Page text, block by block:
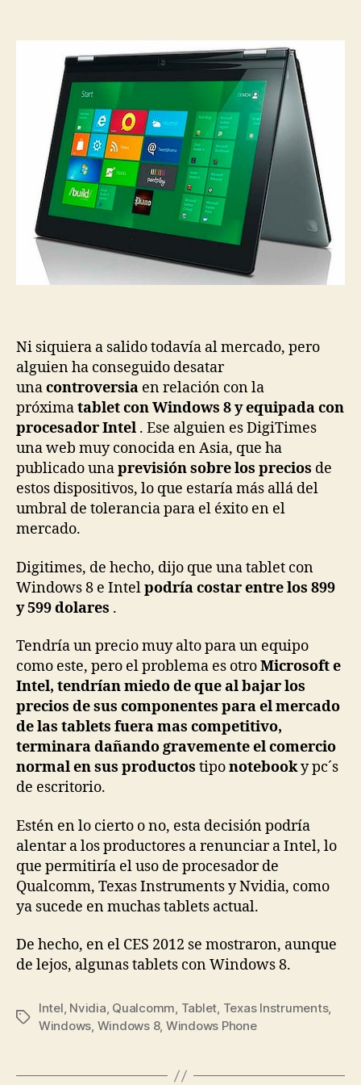
Ni siquiera a salido todavía al mercado, pero
alguien ha conseguido desatar
unacontroversia en relación con la
próximatablet con Windows 8 y equipada con
procesador Intel . Ese alguien es DigiTimes
una web muy conocida en Asia, que ha
publicado unaprevisión sobre los precios de
estos dispositivos, lo que estaría más allá del
umbral de tolerancia para el éxito en el
mercado.
Digitimes, de hecho, dijo que una tablet con
Windows 8 e Intelpodría costar entre los 899
y 599 dolares .
Tendría un precio muy alto para un equipo
como este, pero el problema es otroMicrosoft e
Intel, tendrían miedo de que al bajar los
precios de sus componentes para el mercado
de las tablets fuera mas competitivo,
terminara dañando gravemente el comercio
normal en sus productos tiponotebooky pc´s
de escritorio.
Estén en lo cierto o no, esta decisión podría
alentar a los productores a renunciar a Intel, lo
que permitiría el uso de procesador de
Qualcomm, Texas Instruments y Nvidia, como
ya sucede en muchas tablets actual.
De hecho, en el CES 2012 se mostraron, aunque
de lejos, algunas tablets con Windows 8.
Etiquetas
Intel, Nvidia, Qualcomm, Tablet, Texas Instruments,
Windows, Windows 8, Windows Phone